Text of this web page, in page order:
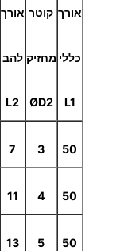
אורך
כללי
L1
קוטר
מחזיק
ØD2
אורך
להב
L2
50
3
7
50
4
11
50
5
13